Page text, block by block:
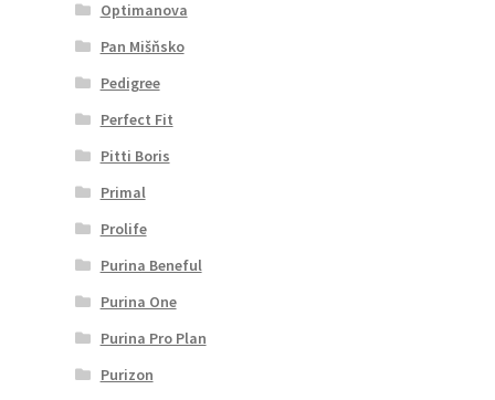
Optimanova
Pan Mišňsko
Pedigree
Perfect Fit
Pitti Boris
Primal
Prolife
Purina Beneful
Purina One
Purina Pro Plan
Purizon